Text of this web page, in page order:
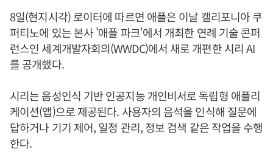
8일(현지시각) 로이터에 따르면 애플은 이날 캘리포니아 쿠
퍼티노에 있는 본사 '애플 파크'에서 개최한 연례 기술 콘퍼
런스인 세계개발자회의(WWDC)에서 새로 개편한 시리 AI
를 공개했다.
시리는 음성인식 기반 인공지능 개인비서로 독립형 애플리
케이션(앱)으로 제공된다. 사용자의 음석을 인식해 질문에
답하거나 기기 제어, 일정 관리, 정보 검색 같은 작업을 수행
한다.